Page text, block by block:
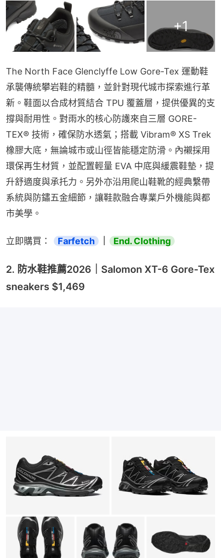
+1
The North Face Glenclyffe Low Gore-Tex 運動鞋
承襲傳統攀岩鞋的精髓，並針對現代城市探索進行革
新。鞋面以合成材質結合 TPU 覆蓋層，提供優異的支
撐與耐用性。對雨水的核心防護來自三層 GORE-
TEX® 技術，確保防水透氣；搭載 Vibram® XS Trek
橡膠大底，無論城市或山徑皆能穩定防滑。內襯採用
環保再生材質，並配置輕量 EVA 中底與緩震鞋墊，提
升舒適度與承托力。另外亦沿用爬山鞋靴的經典繫帶
系統與防鏽五金細節，讓鞋款融合專業戶外機能與都
市美學。
立即購買： Farfetch End. Clothing
2. 防水鞋推薦2026｜Salomon XT-6 Gore-Tex
sneakers $1,469